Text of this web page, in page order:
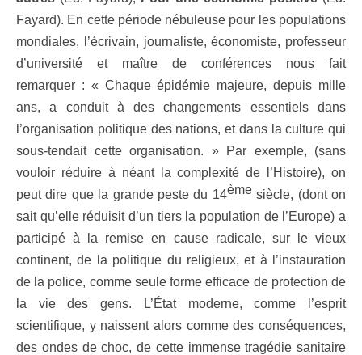
Fayard). En cette période nébuleuse pour les populations
mondiales, l’écrivain, journaliste, économiste, professeur
d’université et maître de conférences nous fait
remarquer : « Chaque épidémie majeure, depuis mille
ans, a conduit à des changements essentiels dans
l’organisation politique des nations, et dans la culture qui
sous-tendait cette organisation. » Par exemple, (sans
vouloir réduire à néant la complexité de l’Histoire), on
peut dire que la grande peste du 14ème siècle, (dont on
sait qu’elle réduisit d’un tiers la population de l’Europe) a
participé à la remise en cause radicale, sur le vieux
continent, de la politique du religieux, et à l’instauration
de la police, comme seule forme efficace de protection de
la vie des gens. L’État moderne, comme l’esprit
scientifique, y naissent alors comme des conséquences,
des ondes de choc, de cette immense tragédie sanitaire